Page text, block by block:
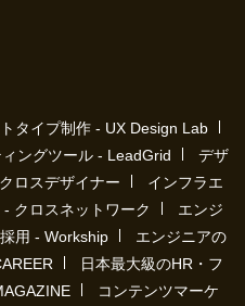
タイプ制作 - UX Design Lab
ングツール - LeadGrid
デザ
ロスデザイナー
インフラエ
クロスネットワーク
エンジ
用 - Workship
エンジニアの
日本最大級のHR・フ
コンテンツマーケ